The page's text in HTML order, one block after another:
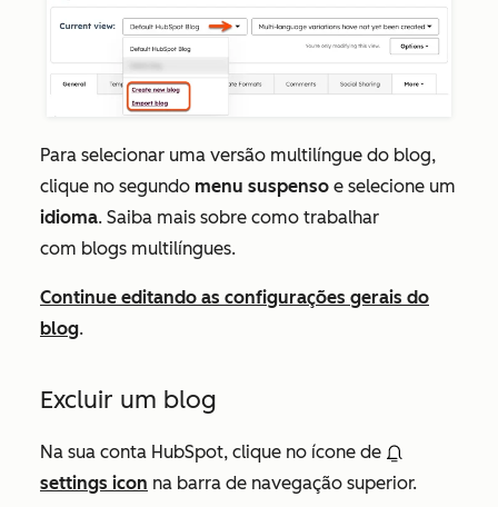
Para selecionar uma versão multilíngue do blog,
clique no segundo menu suspenso e selecione um
idioma. Saiba mais sobre como trabalhar
com blogs multilíngues.
Continue editando as configurações gerais do
blog.
Excluir um blog
Na sua conta HubSpot, clique no ícone de
settings icon na barra de navegação superior.